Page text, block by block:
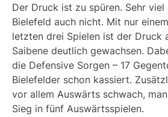
Der Druck ist zu spüren. Sehr
Bielefeld auch nicht. Mit nur
letzten drei Spielen ist der Druck
Saibene deutlich gewachsen.
die Defensive Sorgen – 17
Bielefelder schon kassiert.
vor allem Auswärts schwach,
Sieg in fünf Auswärtsspielen.